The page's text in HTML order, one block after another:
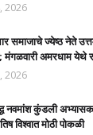
2026
समाजाचे ज्येष्ठ नेते
अमरधाम येथे
2026
नवमांश कुंडली
विश्वात मोठी पोकळी